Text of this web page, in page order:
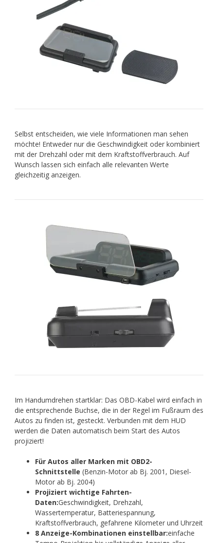
Selbst entscheiden, wie viele Informationen man sehen
möchte! Entweder nur die Geschwindigkeit oder kombiniert
mit der Drehzahl oder mit dem Kraftstoffverbrauch. Auf
Wunsch lassen sich einfach alle relevanten Werte
gleichzeitig anzeigen.
Im Handumdrehen startklar: Das OBD-Kabel wird einfach in
die entsprechende Buchse, die in der Regel im Fußraum des
Autos zu finden ist, gesteckt. Verbunden mit dem HUD
werden die Daten automatisch beim Start des Autos
projiziert!
Für Autos aller Marken mit OBD2-
Schnittstelle (Benzin-Motor ab Bj. 2001, Diesel-
Motor ab Bj. 2004)
Projiziert wichtige Fahrten-
Daten:Geschwindigkeit, Drehzahl,
Wassertemperatur, Batteriespannung,
Kraftstoffverbrauch, gefahrene Kilometer und Uhrzeit
8 Anzeige-Kombinationen einstellbar:einfache